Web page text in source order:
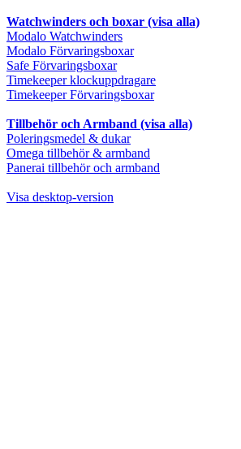
Watchwinders och boxar (visa alla)
Modalo Watchwinders
Modalo Förvaringsboxar
Safe Förvaringsboxar
Timekeeper klockuppdragare
Timekeeper Förvaringsboxar
Tillbehör och Armband (visa alla)
Poleringsmedel & dukar
Omega tillbehör & armband
Panerai tillbehör och armband
Visa desktop-version